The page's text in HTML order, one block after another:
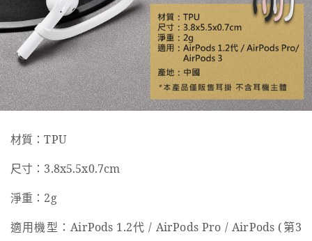
材質：TPU
尺寸：3.8x5.5x0.7cm
淨重：2g
適用機型：AirPods 1.2代 / AirPods Pro / AirPods (第3